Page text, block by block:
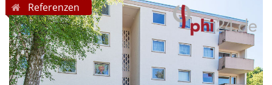
Referenzen